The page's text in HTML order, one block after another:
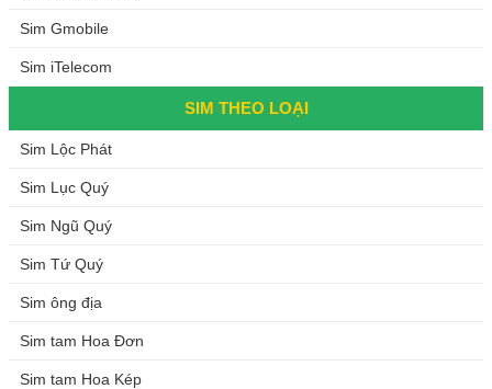
Sim Gmobile
Sim iTelecom
SIM THEO LOẠI
Sim Lộc Phát
Sim Lục Quý
Sim Ngũ Quý
Sim Tứ Quý
Sim ông địa
Sim tam Hoa Đơn
Sim tam Hoa Kép